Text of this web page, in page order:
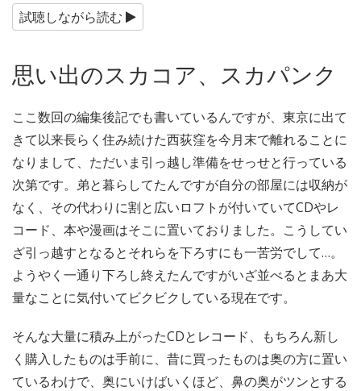
試聴しながら読む
思い出のスカコア、スカパンク
ここ数回の編集後記でも書いているんですが、東京に出て
きて以来長らく住み続けた西荻窪を今月末で離れることに
なりまして、ただいま引っ越し準備をせっせと行っている
次第です。弟と暮らしてたんですが自分の部屋には収納が
なく、その代わりに割と広いロフトが付いていてCDやレ
コード、本や漫画はそこに置いておりました。こうしてい
ざ引っ越すとなるとそれらを下ろすにも一苦労でして…。
ようやく一通り下ろし終えたんですがいざ並べるとまあ大
量なことに気付いてビクビクしている現在です。
そんな大量に積み上がったCDとレコード、もちろん新し
く購入したものは手前に、昔に買ったものは奥の方に置い
ているわけで、奥にいけばいくほど、鼻の奥がツンとする